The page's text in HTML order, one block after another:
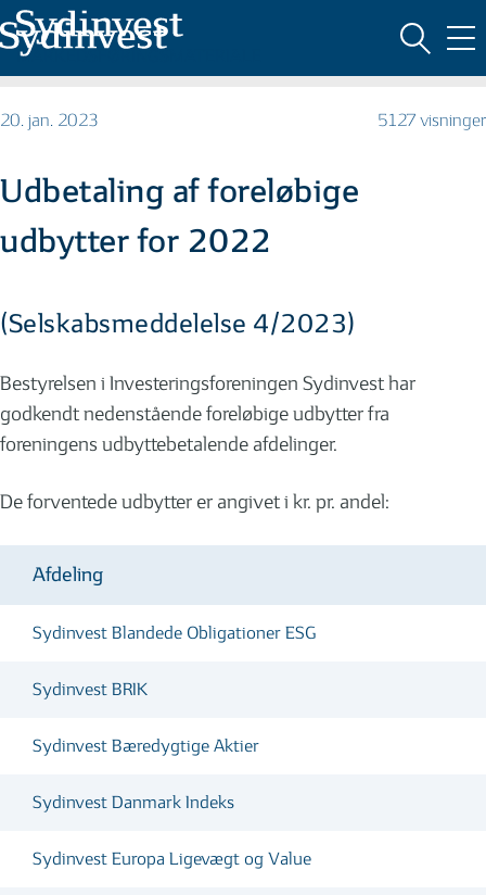
MARKEDSFØRINGSMATERIALE
20. jan. 2023 5127 visninger
Udbetaling af foreløbige
udbytter for 2022
(Selskabsmeddelelse 4/2023)
Bestyrelsen i Investeringsforeningen Sydinvest har
godkendt nedenstående foreløbige udbytter fra
foreningens udbyttebetalende afdelinger.
De forventede udbytter er angivet i kr. pr. andel:
Afdeling
Sydinvest Blandede Obligationer ESG
Sydinvest BRIK
Sydinvest Bæredygtige Aktier
Sydinvest Danmark Indeks
Sydinvest Europa Ligevægt og Value